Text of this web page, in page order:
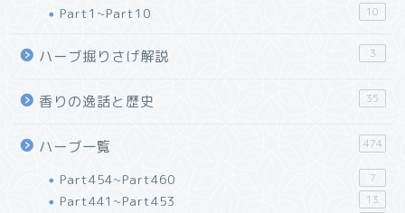
Part1~Part10 10
ハーブ掘りさげ解説 3
香りの逸話と歴史 35
ハーブ一覧 474
Part454~Part460 7
Part441~Part453 13